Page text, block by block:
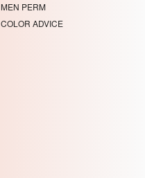
MEN PERM
COLOR ADVICE